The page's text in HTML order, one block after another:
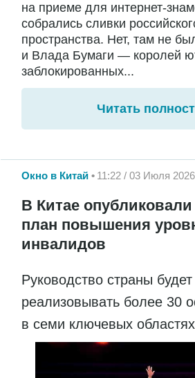
на приеме для интернет-
собрались сливки
пространства. Нет, там не
и Влада Бумаги — королей
заблокированных...
Читать
Окно в Китай 11:22 / 03 Июля 2026
В Китае
план повышения
инвалидов
Руководство страны будет
реализовывать более 30
в семи ключевых областях